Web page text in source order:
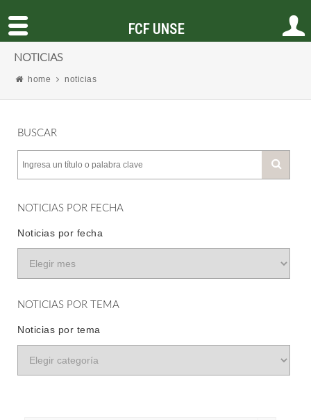
NOTICIAS
home noticias
BUSCAR
NOTICIAS POR FECHA
Noticias por fecha
NOTICIAS POR TEMA
Noticias por tema
FCF UNSE